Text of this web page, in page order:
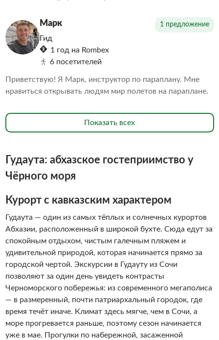
Марк 1 предложение
Гид
1 год на Rombex
6 посетителей
Приветствую! Я Марк, инструктор по параплану. Мне
нравиться открывать людям мир полетов на параплане.
Показать всех
Гудаута: абхазское гостеприимство у
Чёрного моря
Курорт с кавказским характером
Гудаута — один из самых тёплых и солнечных курортов
Абхазии, расположенный в широкой бухте. Сюда едут за
спокойным отдыхом, чистым галечным пляжем и
удивительной природой, которая начинается прямо за
городской чертой. Экскурсии в Гудауту из Сочи
позволяют за один день увидеть контрасты
Черноморского побережья: из современного мегаполиса
— в размеренный, почти патриархальный городок, где
время течёт иначе. Климат здесь мягче, чем в Сочи, а
море прогревается раньше, поэтому сезон начинается
уже в мае. Прогулки по набережной, засаженной